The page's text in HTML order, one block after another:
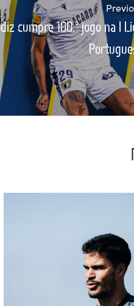
cumpre 100.º jogo na I